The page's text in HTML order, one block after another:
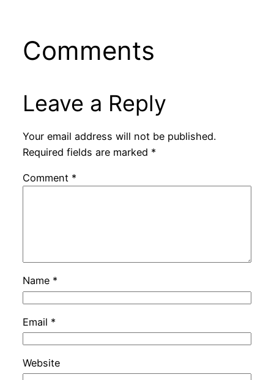
Comments
Leave a Reply
Your email address will not be published.
Required fields are marked *
Comment *
Name *
Email *
Website